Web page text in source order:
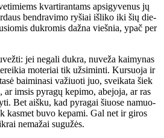
kvar­ti­ran­tams ap­si­gy­ve­nus jų
ben­dra­vi­mo ry­šiai iš­li­ko iki šių die­
duk­ro­mis daž­na vieš­nia, ypač per
jei ne­ga­li duk­ra, nu­ve­ža kai­my­nas
mo­te­riai tik už­si­min­ti. Kur­suo­ja ir
bai­mi­na­si va­žiuo­ti juo, svei­ka­ta šiek
ar im­sis py­ra­gų ke­pi­mo, abe­jo­ja, ar ras
Bet aiš­ku, kad py­ra­gai šiuo­se na­muo­
kas­met bu­vo ke­pa­mi. Gal net ir gi­ros
ne­ma­žai su­gu­žės.